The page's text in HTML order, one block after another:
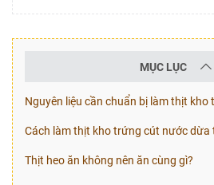
MỤC LỤC
Nguyên liệu cần chuẩn bị làm thịt
Cách làm thịt kho trứng cút nước dừa
Thịt heo ăn không nên ăn cùng gì?